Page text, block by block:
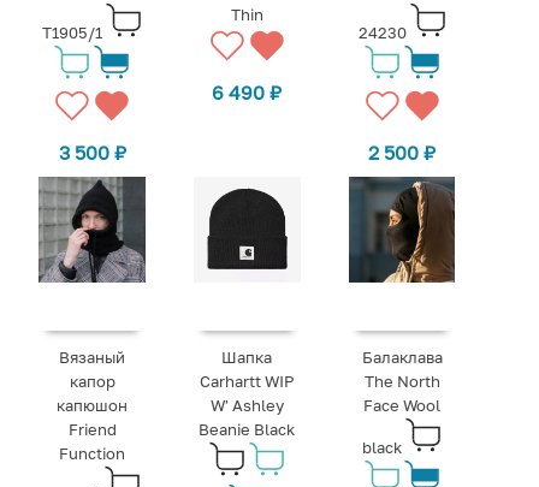
T1905/1
3 500 ₽
Thin
6 490₽
24230
2 500₽
Вязаный
капор
капюшон
Friend
Function
Шапка
Carhartt WIP
W' Ashley
Beanie Black
Балаклава
The North
Face Wool
black